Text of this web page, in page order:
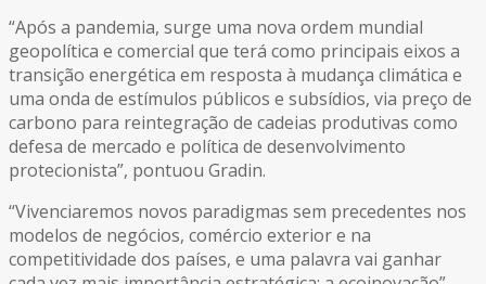
“Após a pandemia, surge uma nova ordem mundial
geopolítica e comercial que terá como principais eixos a
transição energética em resposta à mudança climática e
uma onda de estímulos públicos e subsídios, via preço de
carbono para reintegração de cadeias produtivas como
defesa de mercado e política de desenvolvimento
protecionista”, pontuou Gradin.
“Vivenciaremos novos paradigmas sem precedentes nos
modelos de negócios, comércio exterior e na
competitividade dos países, e uma palavra vai ganhar